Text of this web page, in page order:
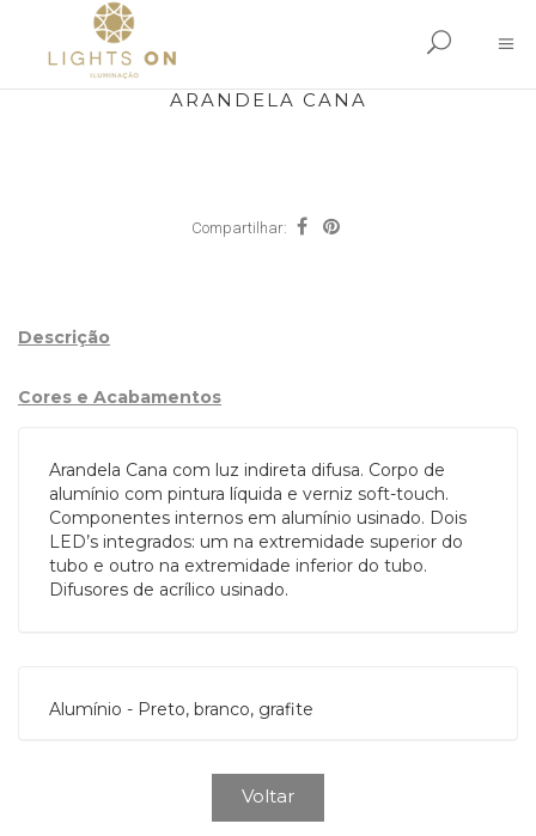
ARANDELA CANA
Compartilhar:
Descrição
Cores e Acabamentos
Arandela Cana com luz indireta difusa. Corpo de
alumínio com pintura líquida e verniz soft-touch.
Componentes internos em alumínio usinado. Dois
LED’s integrados: um na extremidade superior do
tubo e outro na extremidade inferior do tubo.
Difusores de acrílico usinado.
Alumínio - Preto, branco, grafite
Voltar